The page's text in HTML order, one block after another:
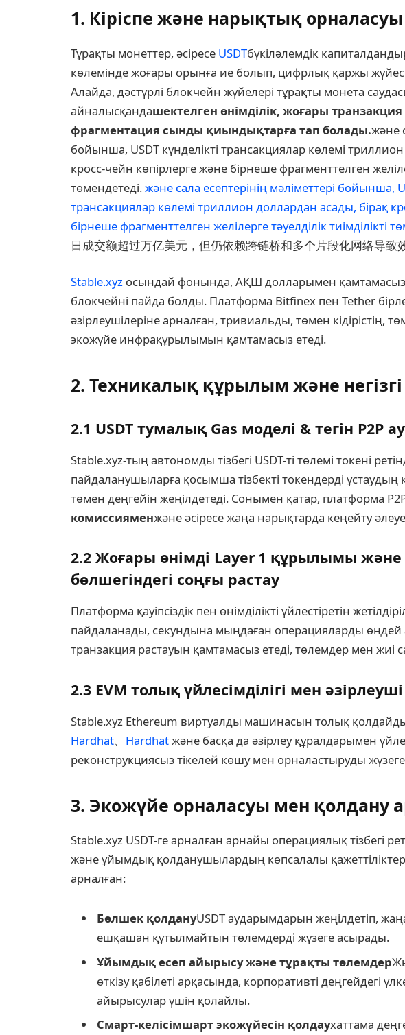
1. Кіріспе және нарықтық орналасуы
Тұрақты монеттер, әсіресе USDTбүкіләлемдік
көлемінде жоғары орынға ие болып, цифрлық қаржы
Алайда, дәстүрлі блокчейн жүйелері тұрақты монета
айналысқандашектелген өнімділік, жоғары
фрагментация сынды қиындықтарға тап болады.және
бойынша, USDT күнделікті трансакциялар көлемі
кросс-чейн көпірлерге және бірнеше фрагменттелген
төмендетеді.және сала есептерінің мәліметтері бойынша,
трансакциялар көлемі триллион доллардан асады, бірақ
бірнеше фрагменттелген желілерге тәуелділік тиімділікті
日成交额超过万亿美元，但仍依赖跨链桥和多个片段化网络导致
Stable.xyz осындай фонында, АҚШ долларымен қамтамасыз
блокчейні пайда болды. Платформа Bitfinex пен Tether
әзірлеушілеріне арналған, тривиальды, төмен кідірістің,
экожүйе инфрақұрылымын қамтамасыз етеді.
2. Техникалық құрылым және
2.1 USDT тумалық Gas моделі & тегін P2P
Stable.xyz-тың автономды тізбегі USDT-ті төлемі токені
пайдаланушыларға қосымша тізбекті токендерді ұстаудың
төмен деңгейін жеңілдетеді. Сонымен қатар, платформа
комиссияменжәне әсіресе жаңа нарықтарда кеңейту
2.2 Жоғары өнімді Layer 1 құрылымы
бөлшегіндегі соңғы растау
Платформа қауіпсіздік пен өнімділікті үйлестіретін
пайдаланады, секундына мыңдаған операцияларды өңдей
транзакция растауын қамтамасыз етеді, төлемдер мен жиі
2.3 EVM толық үйлесімділігі мен
Stable.xyz Ethereum виртуалды машинасын толық
Hardhat、 Hardhatжәне басқа да әзірлеу құралдарымен
реконструкциясыз тікелей көшу мен орналастыруды
3. Экожүйе орналасуы мен
Stable.xyz USDT-ге арналған арнайы операциялық тізбегі
және ұйымдық қолданушылардың көпсалалы
арналған:
Бөлшек қолдануUSDT аударымдарын жеңілдетіп,
ешқашан құтылмайтын төлемдерді жүзеге асырады.
Ұйымдық есеп айырысу және тұрақты төлемдер
өткізу қабілеті арқасында, корпоративті деңгейдегі
айырысулар үшін қолайлы.
Смарт-келісімшарт экожүйесін қолдаухаттама